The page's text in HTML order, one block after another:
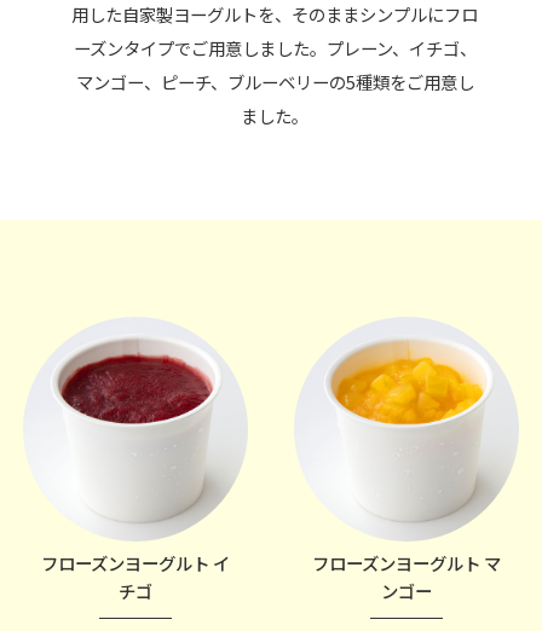
用した自家製ヨーグルトを、そのままシンプルにフロ
ーズンタイプでご用意しました。プレーン、イチゴ、
マンゴー、ピーチ、ブルーベリーの5種類をご用意し
ました。
フローズンヨーグルト イ
チゴ
フローズンヨーグルト マ
ンゴー